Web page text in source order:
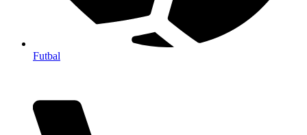
Futbal